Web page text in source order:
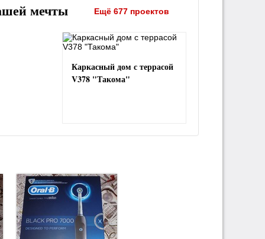
мечты Ещё 677 проектов
Каркасный дом с террасой
V378 "Такома"